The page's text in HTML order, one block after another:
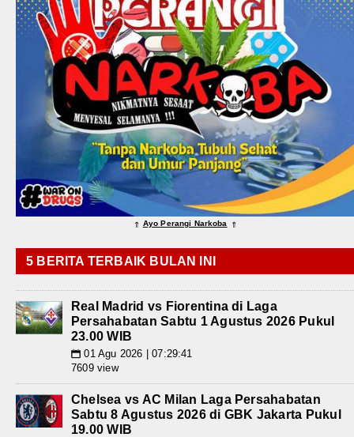
⇑ Ayo Perangi Narkoba ⇑
5 BERITA TERBAIK BULAN INI
Real Madrid vs Fiorentina di Laga
Persahabatan Sabtu 1 Agustus 2026 Pukul
23.00 WIB
📅 01 Agu 2026 | 07:29:41
7609 view
Chelsea vs AC Milan Laga Persahabatan
Sabtu 8 Agustus 2026 di GBK Jakarta Pukul
19.00 WIB